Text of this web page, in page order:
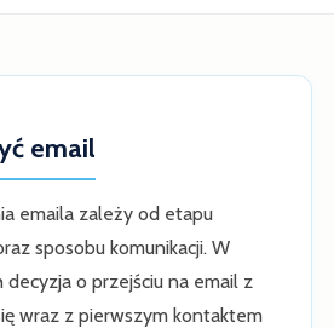
email
emaila zależy od etapu
sposobu komunikacji. W
decyzja o przejściu na email z
wraz z pierwszym kontaktem